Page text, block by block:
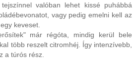
valóban lehet kissé puhábbá
vagy pedig emelni kell az
keveset.
már régóta, mindig kerül bele
több reszelt citromhéj. Így intenzívebb,
a túrós rész.